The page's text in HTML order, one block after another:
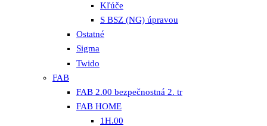
Kľúče
S BSZ (NG) úpravou
Ostatné
Sigma
Twido
FAB
FAB 2.00 bezpečnostná 2. tr
FAB HOME
1H.00